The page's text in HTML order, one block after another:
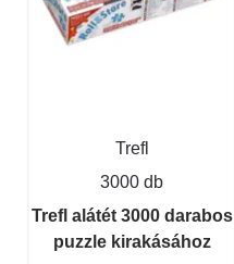
Trefl
3000 db
Trefl alátét 3000 darabos
puzzle kirakásához